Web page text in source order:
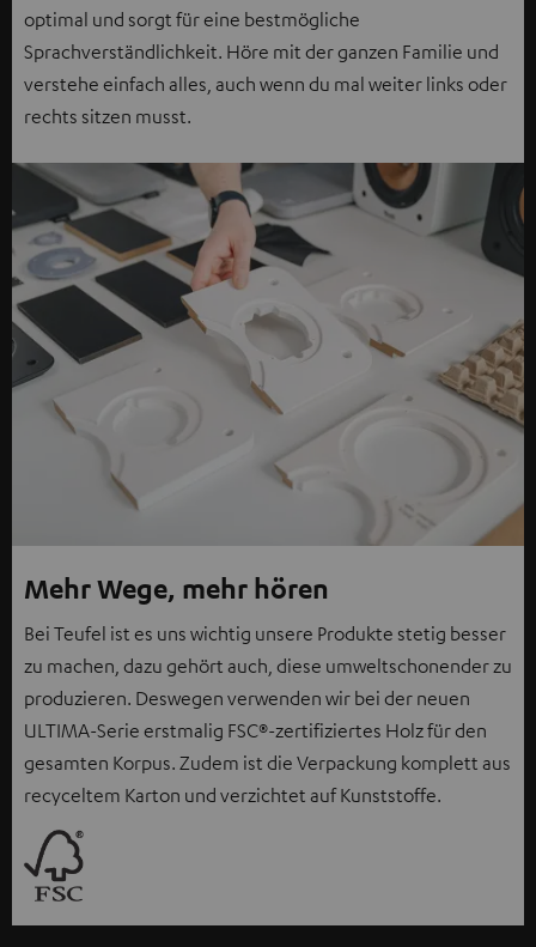
optimal und sorgt für eine bestmögliche
Sprachverständlichkeit. Höre mit der ganzen Familie und
verstehe einfach alles, auch wenn du mal weiter links oder
rechts sitzen musst.
Mehr Wege, mehr hören
Bei Teufel ist es uns wichtig unsere Produkte stetig besser
zu machen, dazu gehört auch, diese umweltschonender zu
produzieren. Deswegen verwenden wir bei der neuen
ULTIMA-Serie erstmalig FSC®-zertifiziertes Holz für den
gesamten Korpus. Zudem ist die Verpackung komplett aus
recyceltem Karton und verzichtet auf Kunststoffe.